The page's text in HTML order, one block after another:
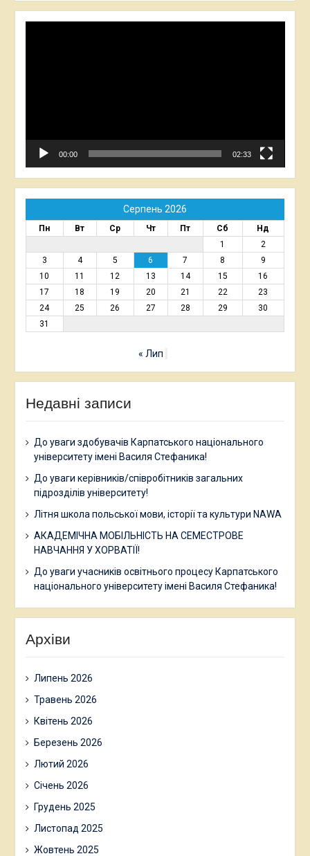
00:00 02:33
Серпень 2026
Пн Вт Ср Чт Пт Сб
Нд
1
2
3
4 5 6 7 8
9
10
11 12 13 14 15
16
17
18 19 20 21 22
23
24
25 26 27 28 29
30
31
« Лип
Недавні записи
До уваги здобувачів Карпатського національного
університету імені Василя Стефаника!
До уваги керівників/співробітників загальних
підрозділів університету!
Літня школа польської мови, історії та культури NAWA
АКАДЕМІЧНА МОБІЛЬНІСТЬ НА СЕМЕСТРОВЕ
НАВЧАННЯ У ХОРВАТІЇ!
До уваги учасників освітнього процесу Карпатського
національного університету імені Василя Стефаника!
Архіви
Липень 2026
Травень 2026
Квітень 2026
Березень 2026
Лютий 2026
Січень 2026
Грудень 2025
Листопад 2025
Жовтень 2025